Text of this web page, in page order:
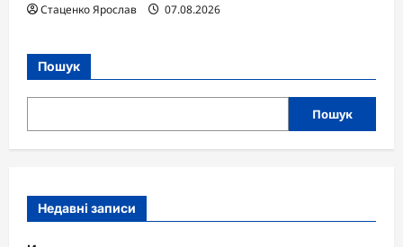
Стаценко Ярослав 07.08.2026
Пошук
Пошук
Недавні записи